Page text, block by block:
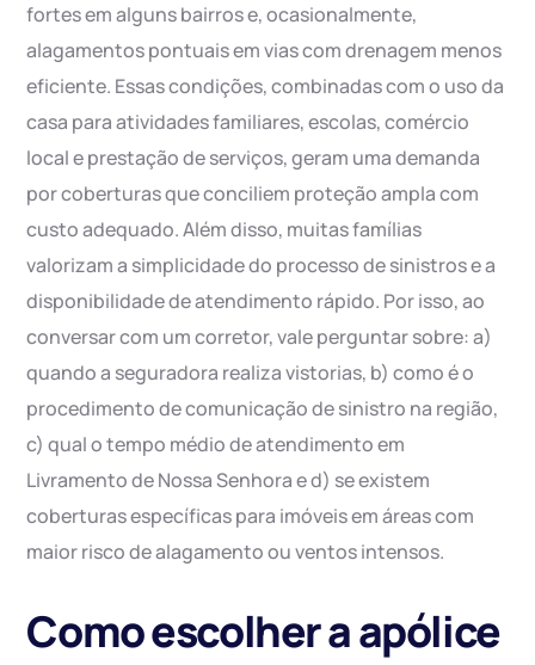
fortes em alguns bairros e, ocasionalmente,
alagamentos pontuais em vias com drenagem menos
eficiente. Essas condições, combinadas com o uso da
casa para atividades familiares, escolas, comércio
local e prestação de serviços, geram uma demanda
por coberturas que conciliem proteção ampla com
custo adequado. Além disso, muitas famílias
valorizam a simplicidade do processo de sinistros e a
disponibilidade de atendimento rápido. Por isso, ao
conversar com um corretor, vale perguntar sobre: a)
quando a seguradora realiza vistorias, b) como é o
procedimento de comunicação de sinistro na região,
c) qual o tempo médio de atendimento em
Livramento de Nossa Senhora e d) se existem
coberturas específicas para imóveis em áreas com
maior risco de alagamento ou ventos intensos.
Como escolher a apólice